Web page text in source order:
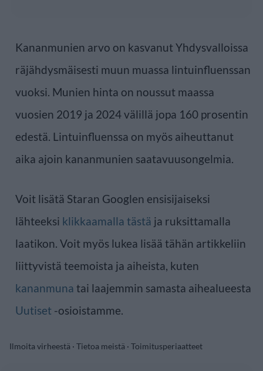
Kananmunien arvo on kasvanut Yhdysvalloissa
räjähdysmäisesti muun muassa lintuinfluenssan
vuoksi. Munien hinta on noussut maassa
vuosien 2019 ja 2024 välillä jopa 160 prosentin
edestä. Lintuinfluenssa on myös aiheuttanut
aika ajoin kananmunien saatavuusongelmia.
Voit lisätä Staran Googlen ensisijaiseksi
lähteeksi klikkaamalla tästä ja ruksittamalla
laatikon. Voit myös lukea lisää tähän artikkeliin
liittyvistä teemoista ja aiheista, kuten
kananmuna tai laajemmin samasta aihealueesta
Uutiset -osioistamme.
Ilmoita virheestä · Tietoa meistä · Toimitusperiaatteet